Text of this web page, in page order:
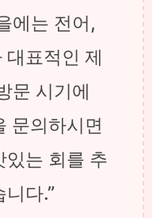
에는 전어,
대표적인 제
문 시기에
문의하시면
있는 회를 추
다.”